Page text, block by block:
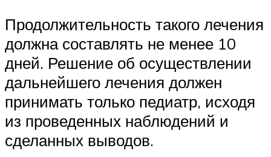
Продолжительность такого лечения
должна составлять не менее 10
дней. Решение об осуществлении
дальнейшего лечения должен
принимать только педиатр, исходя
из проведенных наблюдений и
сделанных выводов.